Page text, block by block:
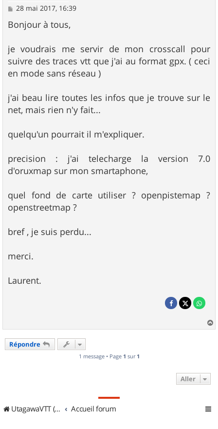
M
s
s
g
e
28 mai 2017, 16:39
Bonjour à tous,
je voudrais me servir de mon crosscall pour
suivre des traces vtt que j'ai au format gpx. ( ceci
en mode sans réseau )
j'ai beau lire toutes les infos que je trouve sur le
net, mais rien n'y fait...
quelqu'un pourrait il m'expliquer.
precision : j'ai telecharge la version 7.0
d'oruxmap sur mon smartaphone,
quel fond de carte utiliser ? openpistemap ?
openstreetmap ?
bref , je suis perdu...
merci.
Laurent.
a
Répondre
1 message • Page 1 sur 1
Aller
UtagawaVTT (Randos VTT et VTTAE avec traces GPS) Accueil forum